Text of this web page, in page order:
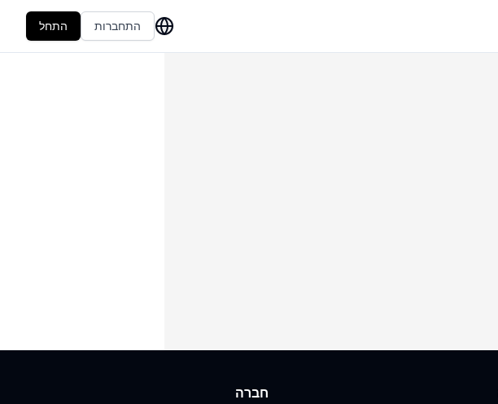
התחברות התחל
חברה